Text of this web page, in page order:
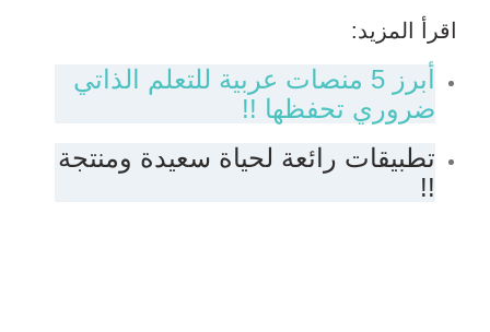
اقرأ المزيد:
أبرز 5 منصات عربية للتعلم الذاتي
ضروري تحفظها !!
تطبيقات رائعة لحياة سعيدة ومنتجة
!!